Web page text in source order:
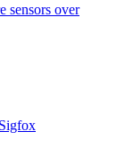
sensors over